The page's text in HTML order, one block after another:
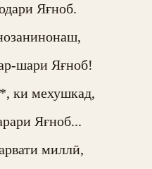
Яғноб.
шари Яғноб!
ки мехушкад,
Яғноб...
миллӣ,